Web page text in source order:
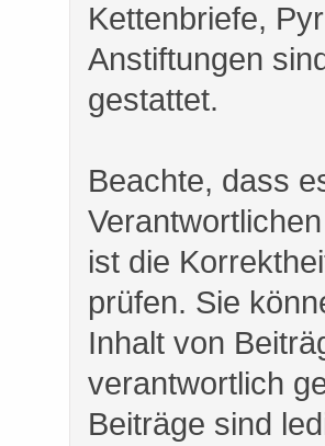
Kettenbriefe,
Anstiftungen
gestattet.
Beachte, dass
ist die
prüfen. Sie
Inhalt von
verantwortlich
Beiträge sind